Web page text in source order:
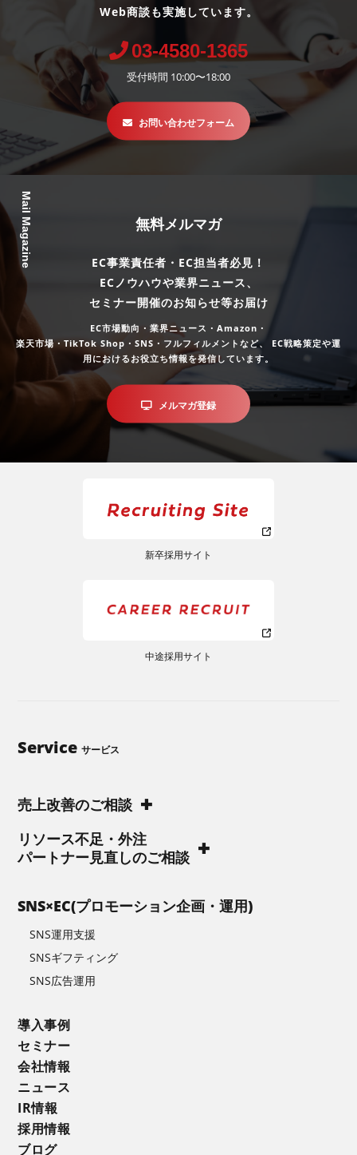
Web商談も実施しています。
03-4580-1365
受付時間 10:00〜18:00
お問い合わせフォーム
Mail Magazine 無料メルマガ
EC事業責任者・EC担当者必見！
ECノウハウや業界ニュース、
セミナー開催のお知らせ等お届け
EC市場動向・業界ニュース・Amazon・
楽天市場・TikTok Shop・SNS・フルフィルメントなど、
EC戦略策定や運
用におけるお役立ち情報を発信しています。
メルマガ登録
新卒採用サイト
中途採用サイト
Serviceサービス
売上改善のご相談
リソース不足・外注
パートナー見直しのご相談
SNS×EC(プロモーション企画・運用)
SNS運用支援
SNSギフティング
SNS広告運用
導入事例
セミナー
会社情報
ニュース
IR情報
採用情報
ブログ